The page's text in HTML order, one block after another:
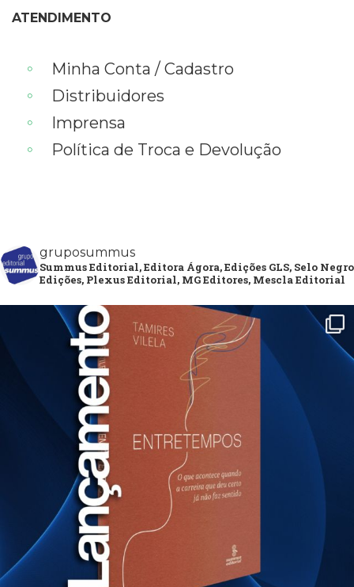
ATENDIMENTO
Minha Conta / Cadastro
Distribuidores
Imprensa
Política de Troca e Devolução
gruposummus
Summus Editorial, Editora Ágora, Edições GLS, Selo Negro
Edições, Plexus Editorial, MG Editores, Mescla Editorial